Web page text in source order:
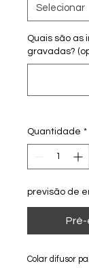
Quais são as
gravadas?
Quantidade *
previsão de
Colar difusor